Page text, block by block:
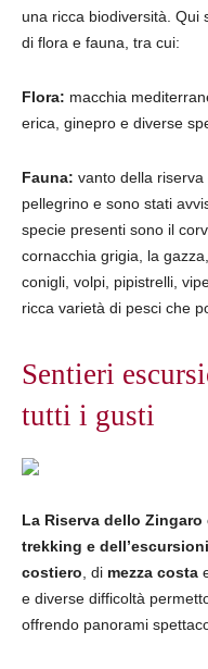
una ricca biodiversità. Qui
di flora e fauna, tra cui:
Flora: macchia
erica, ginepro e diverse
Fauna: vanto della riserva
pellegrino e sono stati
specie presenti sono il
cornacchia grigia, la
conigli, volpi, pipistrelli,
ricca varietà di pesci che
Sentieri
tutti i gusti
La Riserva dello
trekking e
costiero , di mezza costa
e diverse difficoltà
offrendo panorami